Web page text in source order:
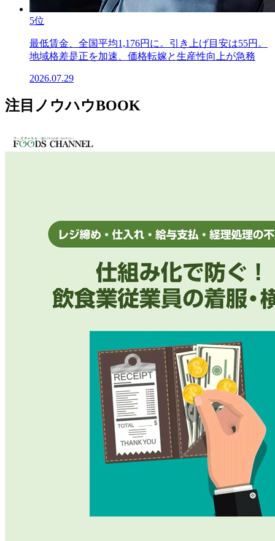
5位
最低賃金、全国平均1,176円に。引き上げ目安は55円。
地域格差是正を加速、価格転嫁と生産性向上が急務
2026.07.29
注目ノウハウBOOK